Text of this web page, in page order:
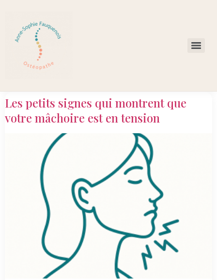
Les petits signes qui montrent que
votre mâchoire est en tension